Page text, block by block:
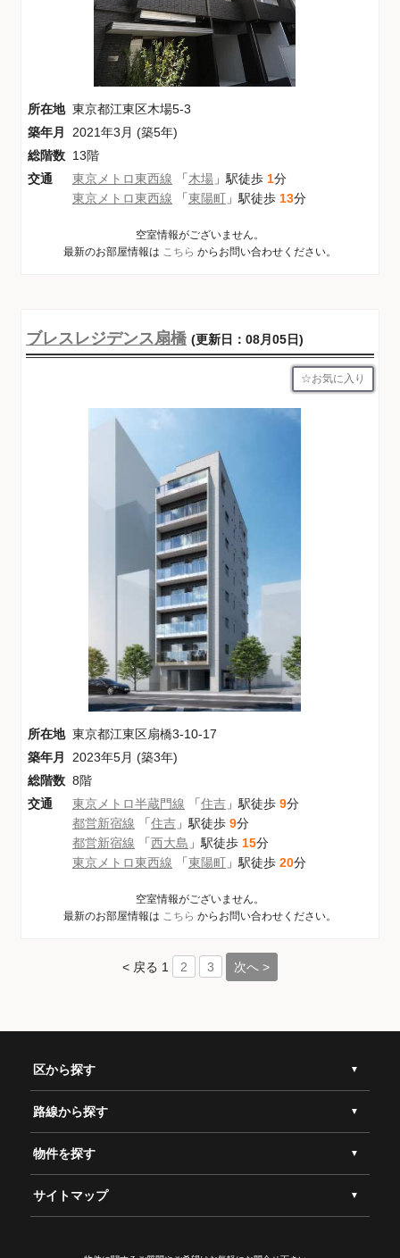
所在地 東京都江東区木場5-3
築年月
2021年3月 (築5年)
総階数 13階
交通
東京メトロ東西線 「木場 」駅徒歩 1分
東京メトロ東西線 「東陽町 」駅徒歩 13分
空室情報がございません。
最新のお部屋情報は こちら からお問い合わせください。
ブレスレジデンス扇橋 (更新日：08月05日)
お気に入り
所在地 東京都江東区扇橋3-10-17
築年月
2023年5月 (築3年)
総階数 8階
交通
東京メトロ半蔵門線 「住吉 」駅徒歩 9分
都営新宿線 「住吉 」駅徒歩 9分
都営新宿線 「西大島 」駅徒歩 15分
東京メトロ東西線 「東陽町 」駅徒歩 20分
空室情報がございません。
最新のお部屋情報は こちら からお問い合わせください。
< 戻る 1 2 3 次へ >
区から探す
路線から探す
物件を探す
サイトマップ